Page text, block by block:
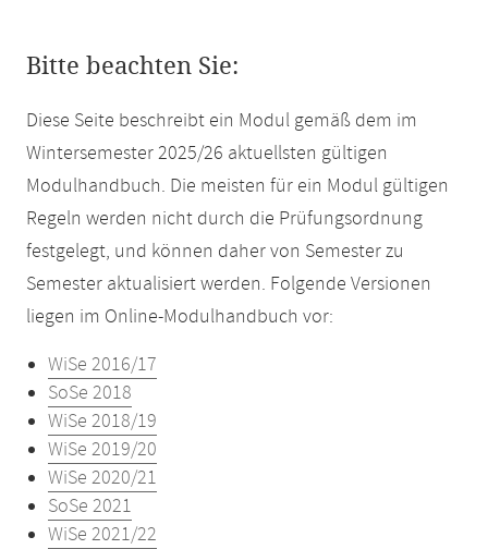
Bitte beachten Sie:
Diese Seite beschreibt ein Modul gemäß dem im
Wintersemester 2025/26 aktuellsten gültigen
Modulhandbuch. Die meisten für ein Modul gültigen
Regeln werden nicht durch die Prüfungsordnung
festgelegt, und können daher von Semester zu
Semester aktualisiert werden. Folgende Versionen
liegen im Online-Modulhandbuch vor:
WiSe 2016/17
SoSe 2018
WiSe 2018/19
WiSe 2019/20
WiSe 2020/21
SoSe 2021
WiSe 2021/22